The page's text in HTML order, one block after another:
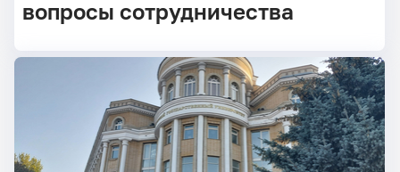
вопросы сотрудничества